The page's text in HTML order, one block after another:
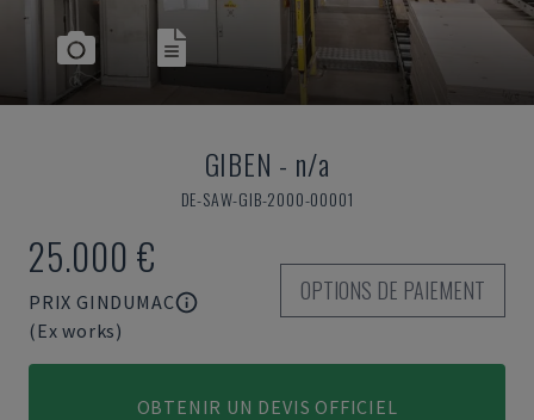
GIBEN - n/a
DE-SAW-GIB-2000-00001
25.000 €
PRIX GINDUMAC
(Ex works)
OPTIONS DE PAIEMENT
OBTENIR UN DEVIS OFFICIEL